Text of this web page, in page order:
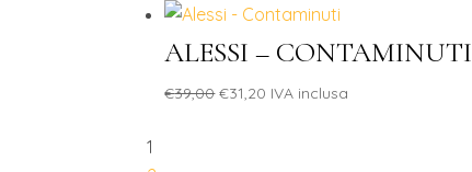
ALESSI – CONTAMINUTI
€39,00Il
€31,20 IlIVA inclusa
1